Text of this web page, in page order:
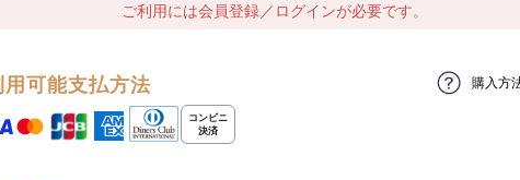
ご利用には会員登録／ログインが必要です。
用可能支払方法 購入方